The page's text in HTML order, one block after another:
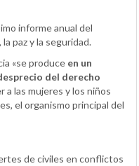
informe anual del
paz y la seguridad.
«se produce en un
del derecho
las mujeres y los niños
el organismo principal del
de civiles en conflictos